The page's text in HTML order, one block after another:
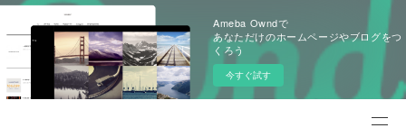
Ameba Owndで
あなただけのホームページやブログをつ
くろう
今すぐ試す